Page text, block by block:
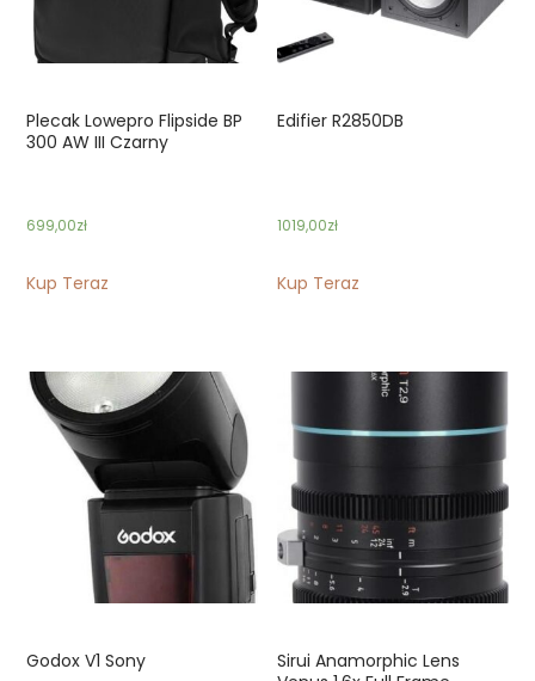
Plecak Lowepro Flipside BP
300 AW III Czarny
699,00zł
Kup Teraz
Edifier R2850DB
1019,00zł
Kup Teraz
Godox V1 Sony
Sirui Anamorphic Lens